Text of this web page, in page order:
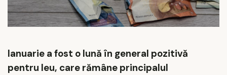
Ianuarie a fost o lună în general pozitivă
pentru leu, care rămâne principalul